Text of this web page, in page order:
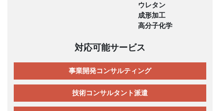
ウレタン
成形加工
高分子化学
対応可能サービス
事業開発コンサルティング
技術コンサルタント派遣